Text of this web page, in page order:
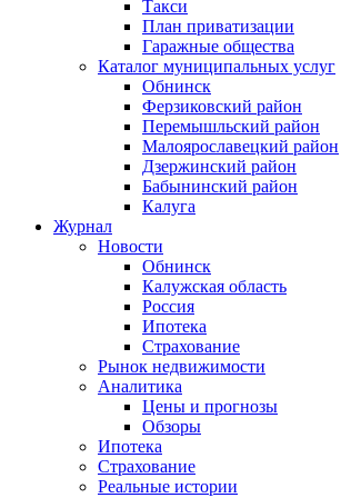
Такси
План приватизации
Гаражные общества
Каталог муниципальных услуг
Обнинск
Ферзиковский район
Перемышльский район
Малоярославецкий район
Дзержинский район
Бабынинский район
Калуга
Журнал
Новости
Обнинск
Калужская область
Россия
Ипотека
Страхование
Рынок недвижимости
Аналитика
Цены и прогнозы
Обзоры
Ипотека
Страхование
Реальные истории